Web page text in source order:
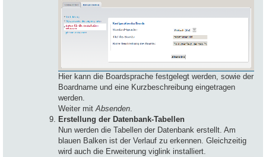
Hier kann die Boardsprache festgelegt werden, sowie der
Boardname und eine Kurzbeschreibung eingetragen
werden.
Weiter mit Absenden
Erstellung der Datenbank-Tabellen
Nun werden die Tabellen der Datenbank erstellt. Am
blauen Balken ist der Verlauf zu erkennen. Gleichzeitig
wird auch die Erweiterung viglink installiert.